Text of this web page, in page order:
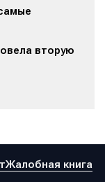
вторую
Жалобная книга